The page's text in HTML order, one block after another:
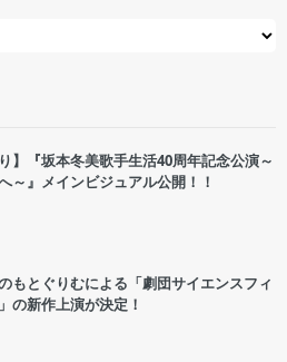
】『坂本冬美歌手生活40周年記念公演～
～』メインビジュアル公開！！
もとぐりむによる「劇団サイエンスフィ
の新作上演が決定！